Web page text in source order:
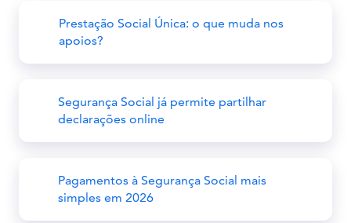
Prestação Social Única: o que muda nos
apoios?
Segurança Social já permite partilhar
declarações online
Pagamentos à Segurança Social mais
simples em 2026